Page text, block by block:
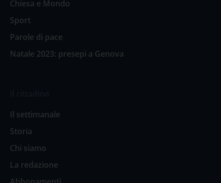
Chiesa e Mondo
Sport
Parole di pace
Natale 2023: presepi a Genova
Il settimanale
Storia
Chi siamo
La redazione